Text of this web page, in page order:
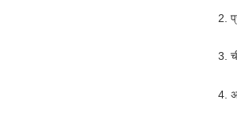
2.
3.
4.